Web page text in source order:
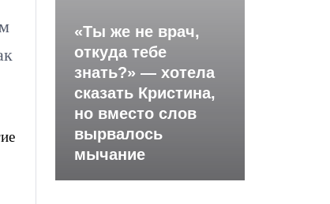
«Ты же не врач,
откуда тебе
знать?» — хотела
сказать Кристина,
но вместо слов
вырвалось
мычание